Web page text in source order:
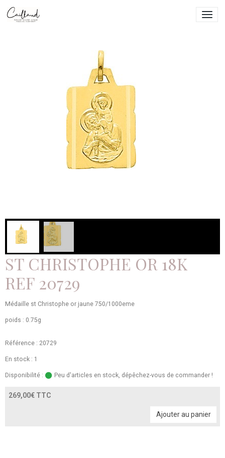
ST CHRISTOPHE OR 18K
REF 20729
Médaille st Christophe or jaune 750/1000eme
poids : 0.75g
Référence : 20729
En stock : 1
Disponibilité : Peu d'articles en stock, dépêchez-vous de commander !
269,00€ TTC
Ajouter au panier